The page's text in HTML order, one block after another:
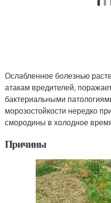
Ослабленное болезнью
атакам вредителей,
бактериальными
морозостойкости нередко
смородины в холодное
Причины